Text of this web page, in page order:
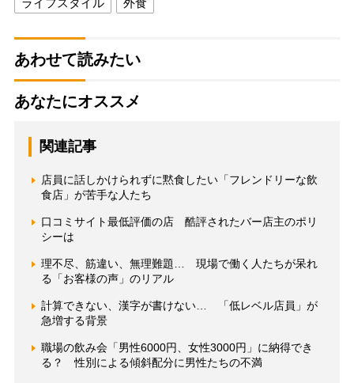
あわせて読みたい
あなたにオススメ
関連記事
店員に話しかけられずに黙食したい「フレンドリーな飲
食店」が苦手な人たち
口コミサイト最低評価の店 酷評されたバー店主のポリ
シーは
理不尽、筋違い、無理難題… 現場で働く人たちが呆れ
る「お客様の声」のリアル
計算できない、漢字が書けない… 「低レベル店員」が
急増する背景
職場の飲み会「男性6000円、女性3000円」に納得でき
る？ 性別による傾斜配分に男性たちの不満